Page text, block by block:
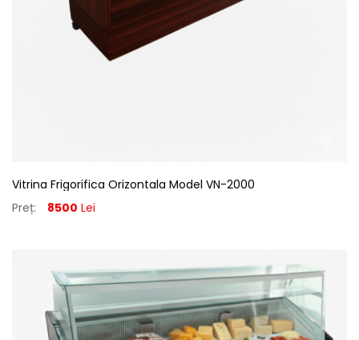
Vitrina Frigorifica Orizontala Model VN-2000
Preț:
8500 Lei